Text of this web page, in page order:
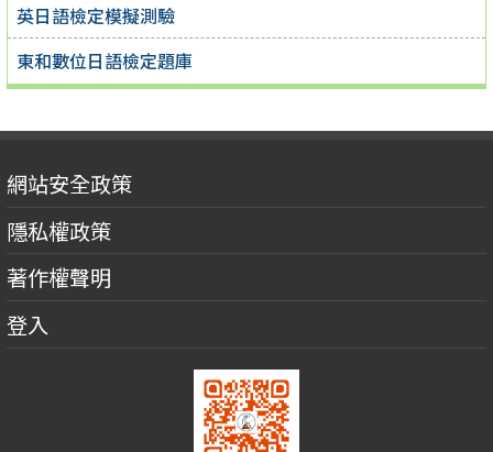
英日語檢定模擬測驗
東和數位日語檢定題庫
網站安全政策
隱私權政策
著作權聲明
登入